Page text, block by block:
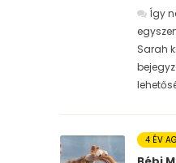
Így
Sarah
4 ÉV